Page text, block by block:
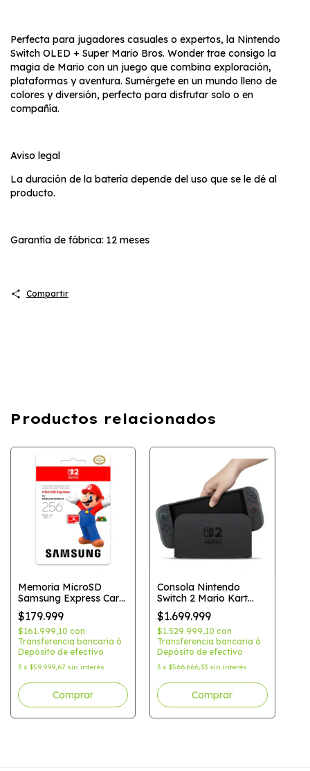
Perfecta para jugadores casuales o expertos, la Nintendo
Switch OLED + Super Mario Bros. Wonder trae consigo la
magia de Mario con un juego que combina exploración,
plataformas y aventura. Sumérgete en un mundo lleno de
colores y diversión, perfecto para disfrutar solo o en
compañía.
Aviso legal
La duración de la batería depende del uso que se le dé al
producto.
Garantía de fábrica: 12 meses
Compartir
Productos relacionados
Memoria MicroSD
Samsung Express Card
256gb Para Nintendo
Switch 2
$179.999
$161.999,10 con
Transferencia bancaria ó
Depósito de efectivo
3 x $59.999,67 sin interés
Consola Nintendo
Switch 2 Mario Kart
World Bundle Negro
$1.699.999
$1.529.999,10con
Transferencia bancaria ó
Depósito de efectivo
3 x$566.666,33 sin interés